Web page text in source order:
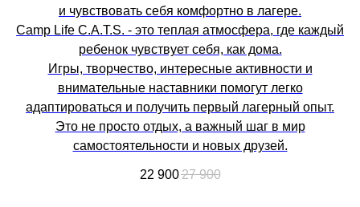
и чувствовать себя комфортно в лагере.
Camp Life C.A.T.S. - это теплая атмосфера, где каждый
ребенок чувствует себя, как дома.
Игры, творчество, интересные активности и
внимательные наставники помогут легко
адаптироваться и получить первый лагерный опыт.
Это не просто отдых, а важный шаг в мир
самостоятельности и новых друзей.
22 90027 900